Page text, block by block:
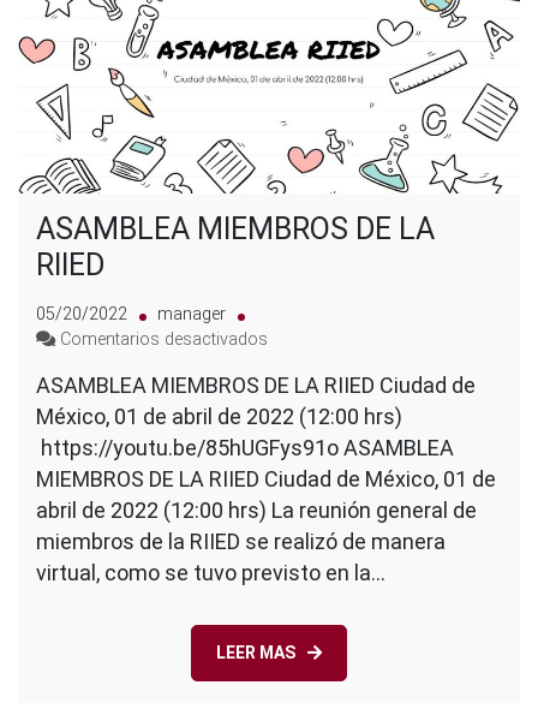
ASAMBLEA MIEMBROS DE LA
RIIED
05/20/2022
manager
Comentarios desactivados
MIEMBROS
DE
LA
RIIED
ASAMBLEA MIEMBROS DE LA RIIED Ciudad de
México, 01 de abril de 2022 (12:00 hrs)
https://youtu.be/85hUGFys91o ASAMBLEA
MIEMBROS DE LA RIIED Ciudad de México, 01 de
abril de 2022 (12:00 hrs) La reunión general de
miembros de la RIIED se realizó de manera
virtual, como se tuvo previsto en la…
LEER MAS